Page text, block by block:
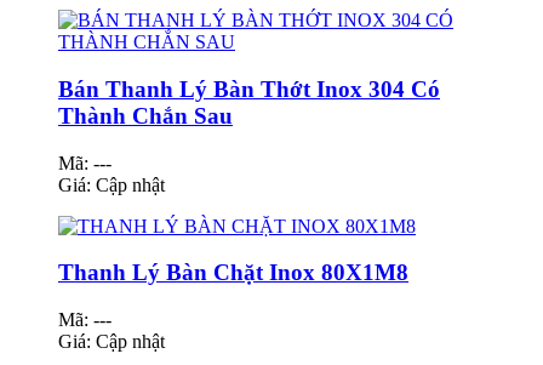
Bán Thanh Lý Bàn Thớt Inox 304 Có
Thành Chắn Sau
Mã: ---
Giá: Cập nhật
Thanh Lý Bàn Chặt Inox 80X1M8
Mã: ---
Giá: Cập nhật